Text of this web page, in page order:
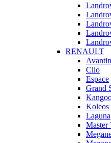
RENAULT
Clio
Espace
Grand
Koleos
Laguna
Master